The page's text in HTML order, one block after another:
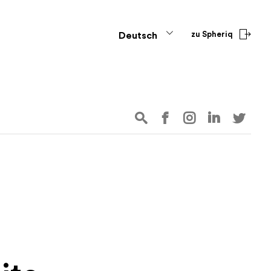
Deutsch zu Spheriq